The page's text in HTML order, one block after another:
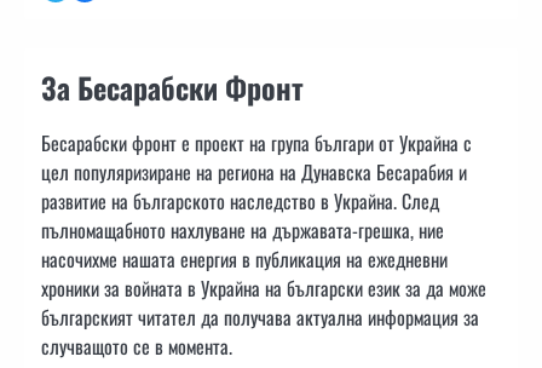
За Бесарабски Фронт
Бесарабски фронт е проект на група българи от Украйна с
цел популяризиране на региона на Дунавска Бесарабия и
развитие на българското наследство в Украйна. След
пълномащабното нахлуване на държавата-грешка, ние
насочихме нашата енергия в публикация на ежедневни
хроники за войната в Украйна на български език за да може
българският читател да получава актуална информация за
случващото се в момента.